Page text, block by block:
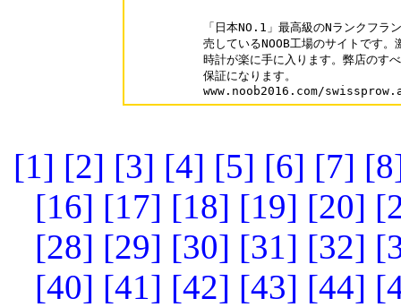
「日本NO.1」最高級のNランクフラ
売しているNOOB工場のサイトです
時計が楽に手に入ります。弊店のす
保証になります。
[1] [2] [3] [4] [5] [6] [7]
[16] [17] [18] [19] [20]
[28] [29] [30] [31] [32]
[40] [41] [42] [43] [44]